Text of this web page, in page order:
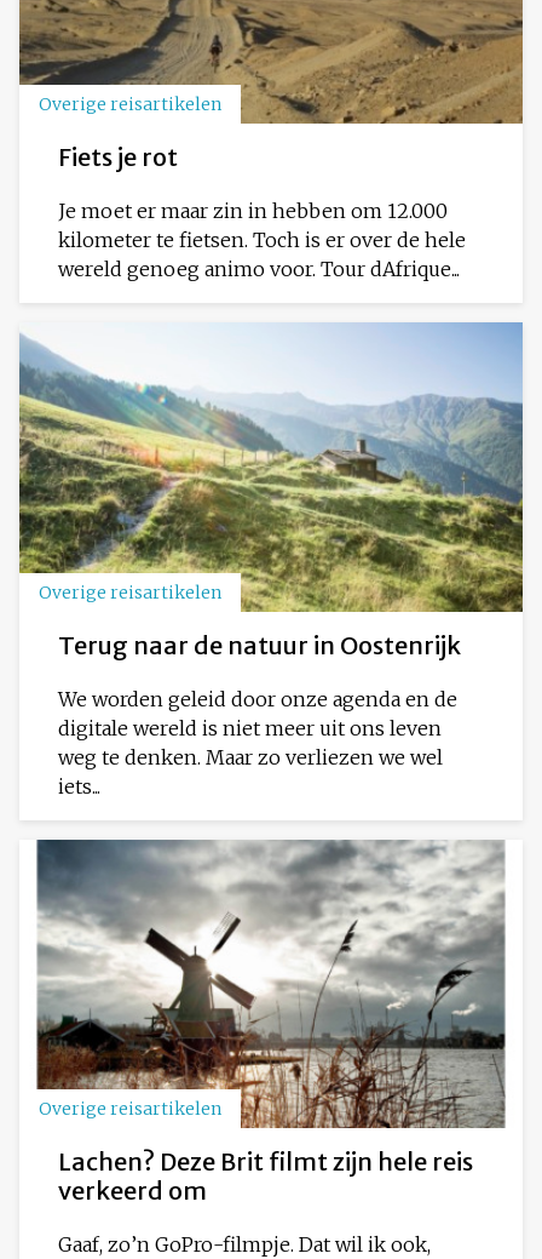
Overige reisartikelen
Fiets je rot
Je moet er maar zin in hebben om 12.000
kilometer te fietsen. Toch is er over de hele
wereld genoeg animo voor. Tour dAfrique...
Overige reisartikelen
Terug naar de natuur in Oostenrijk
We worden geleid door onze agenda en de
digitale wereld is niet meer uit ons leven
weg te denken. Maar zo verliezen we wel
iets...
Overige reisartikelen
Lachen? Deze Brit filmt zijn hele reis
verkeerd om
Gaaf, zo’n GoPro-filmpje. Dat wil ik ook,